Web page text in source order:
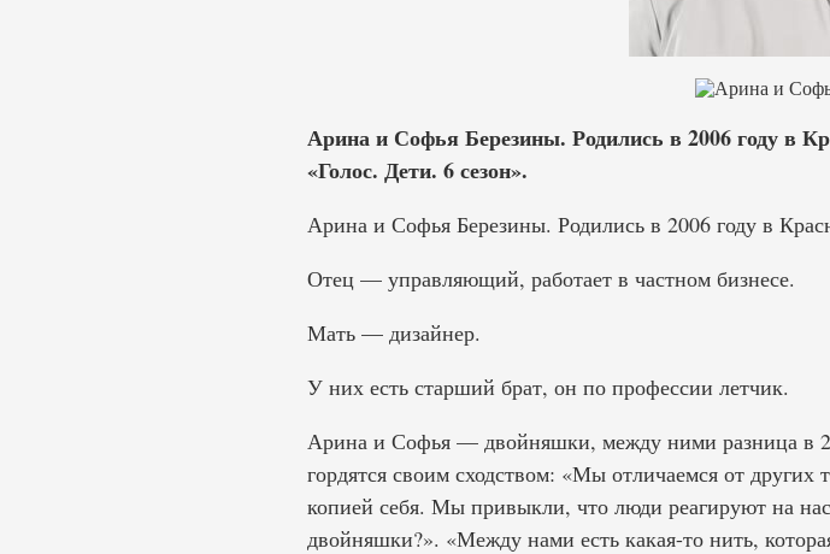
Арина и Софья Березины. Родились в 2006 году в
«Голос. Дети. 6 сезон».
Арина и Софья Березины. Родились в 2006 году в
Отец — управляющий, работает в частном бизнесе.
Мать — дизайнер.
У них есть старший брат, он по профессии летчик.
Арина и Софья — двойняшки, между ними разница в
гордятся своим сходством: «Мы отличаемся от
копией себя. Мы привыкли, что люди реагируют на
двойняшки?». «Между нами есть какая-то нить,